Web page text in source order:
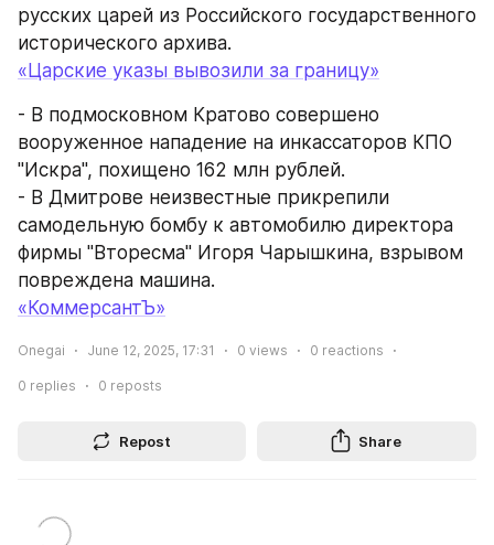
русских царей из Российского государственного
исторического архива.
«Царские указы вывозили за границу»
- В подмосковном Кратово совершено
вооруженное нападение на инкассаторов КПО
"Искра", похищено 162 млн рублей.
- В Дмитрове неизвестные прикрепили
самодельную бомбу к автомобилю директора
фирмы "Вторесма" Игоря Чарышкина, взрывом
повреждена машина.
«КоммерсантЪ»
Onegai June 12, 2025, 17:31 0 views 0 reactions
0 replies 0 reposts
Repost Share